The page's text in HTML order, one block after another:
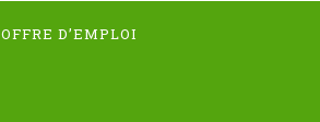
OFFRE D’EMPLOI